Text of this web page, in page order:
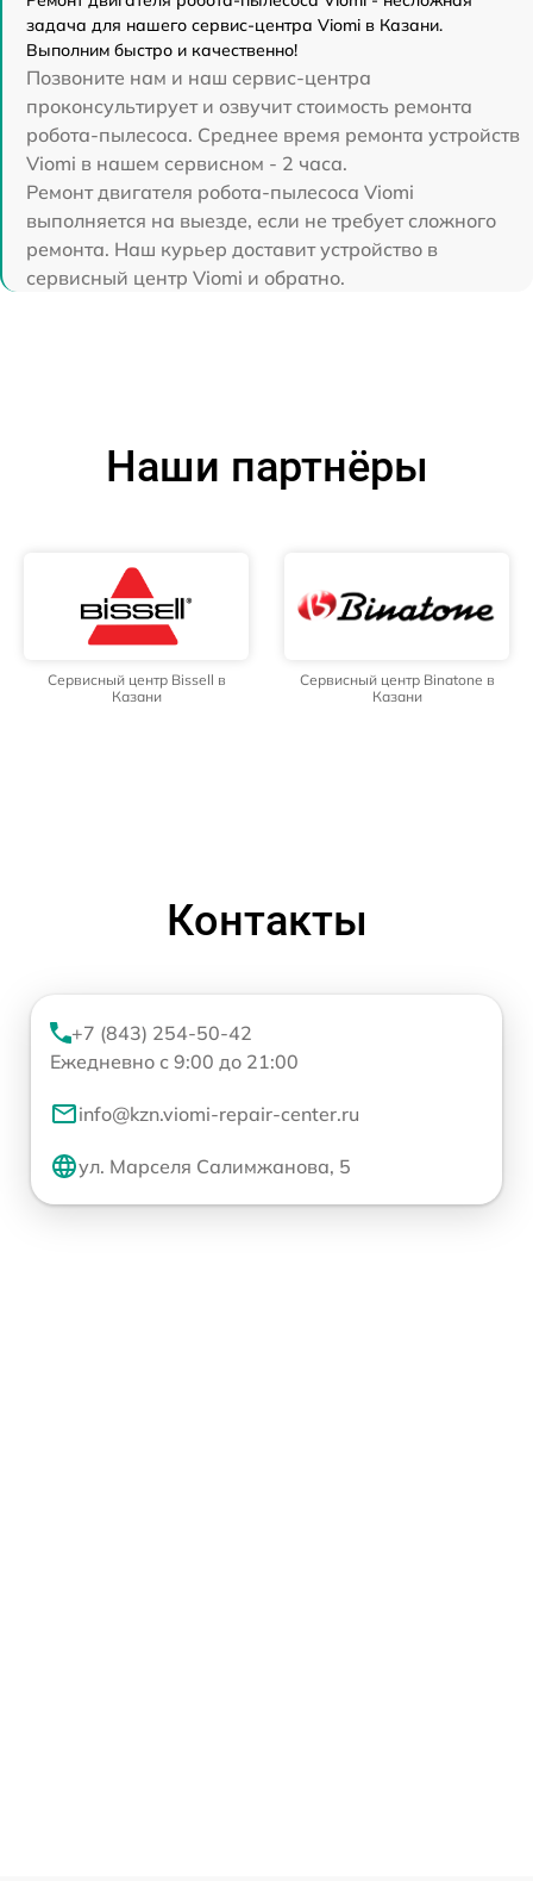
задача для нашего сервис-центра Viomi в Казани.
Выполним быстро и качественно!
Позвоните нам и наш сервис-центра
проконсультирует и озвучит стоимость ремонта
робота-пылесоса. Среднее время ремонта устройств
Viomi в нашем сервисном - 2 часа.
Ремонт двигателя робота-пылесоса Viomi
выполняется на выезде, если не требует сложного
ремонта. Наш курьер доставит устройство в
сервисный центр Viomi и обратно.
Наши партнёры
Сервисный центр Bissell в
Казани
Сервисный центр Binatone в
Казани
Контакты
+7 (843) 254-50-42
Ежедневно с 9:00 до 21:00
info@kzn.viomi-repair-center.ru
ул. Марселя Салимжанова, 5